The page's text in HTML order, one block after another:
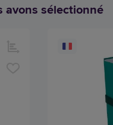
avons sélectionné